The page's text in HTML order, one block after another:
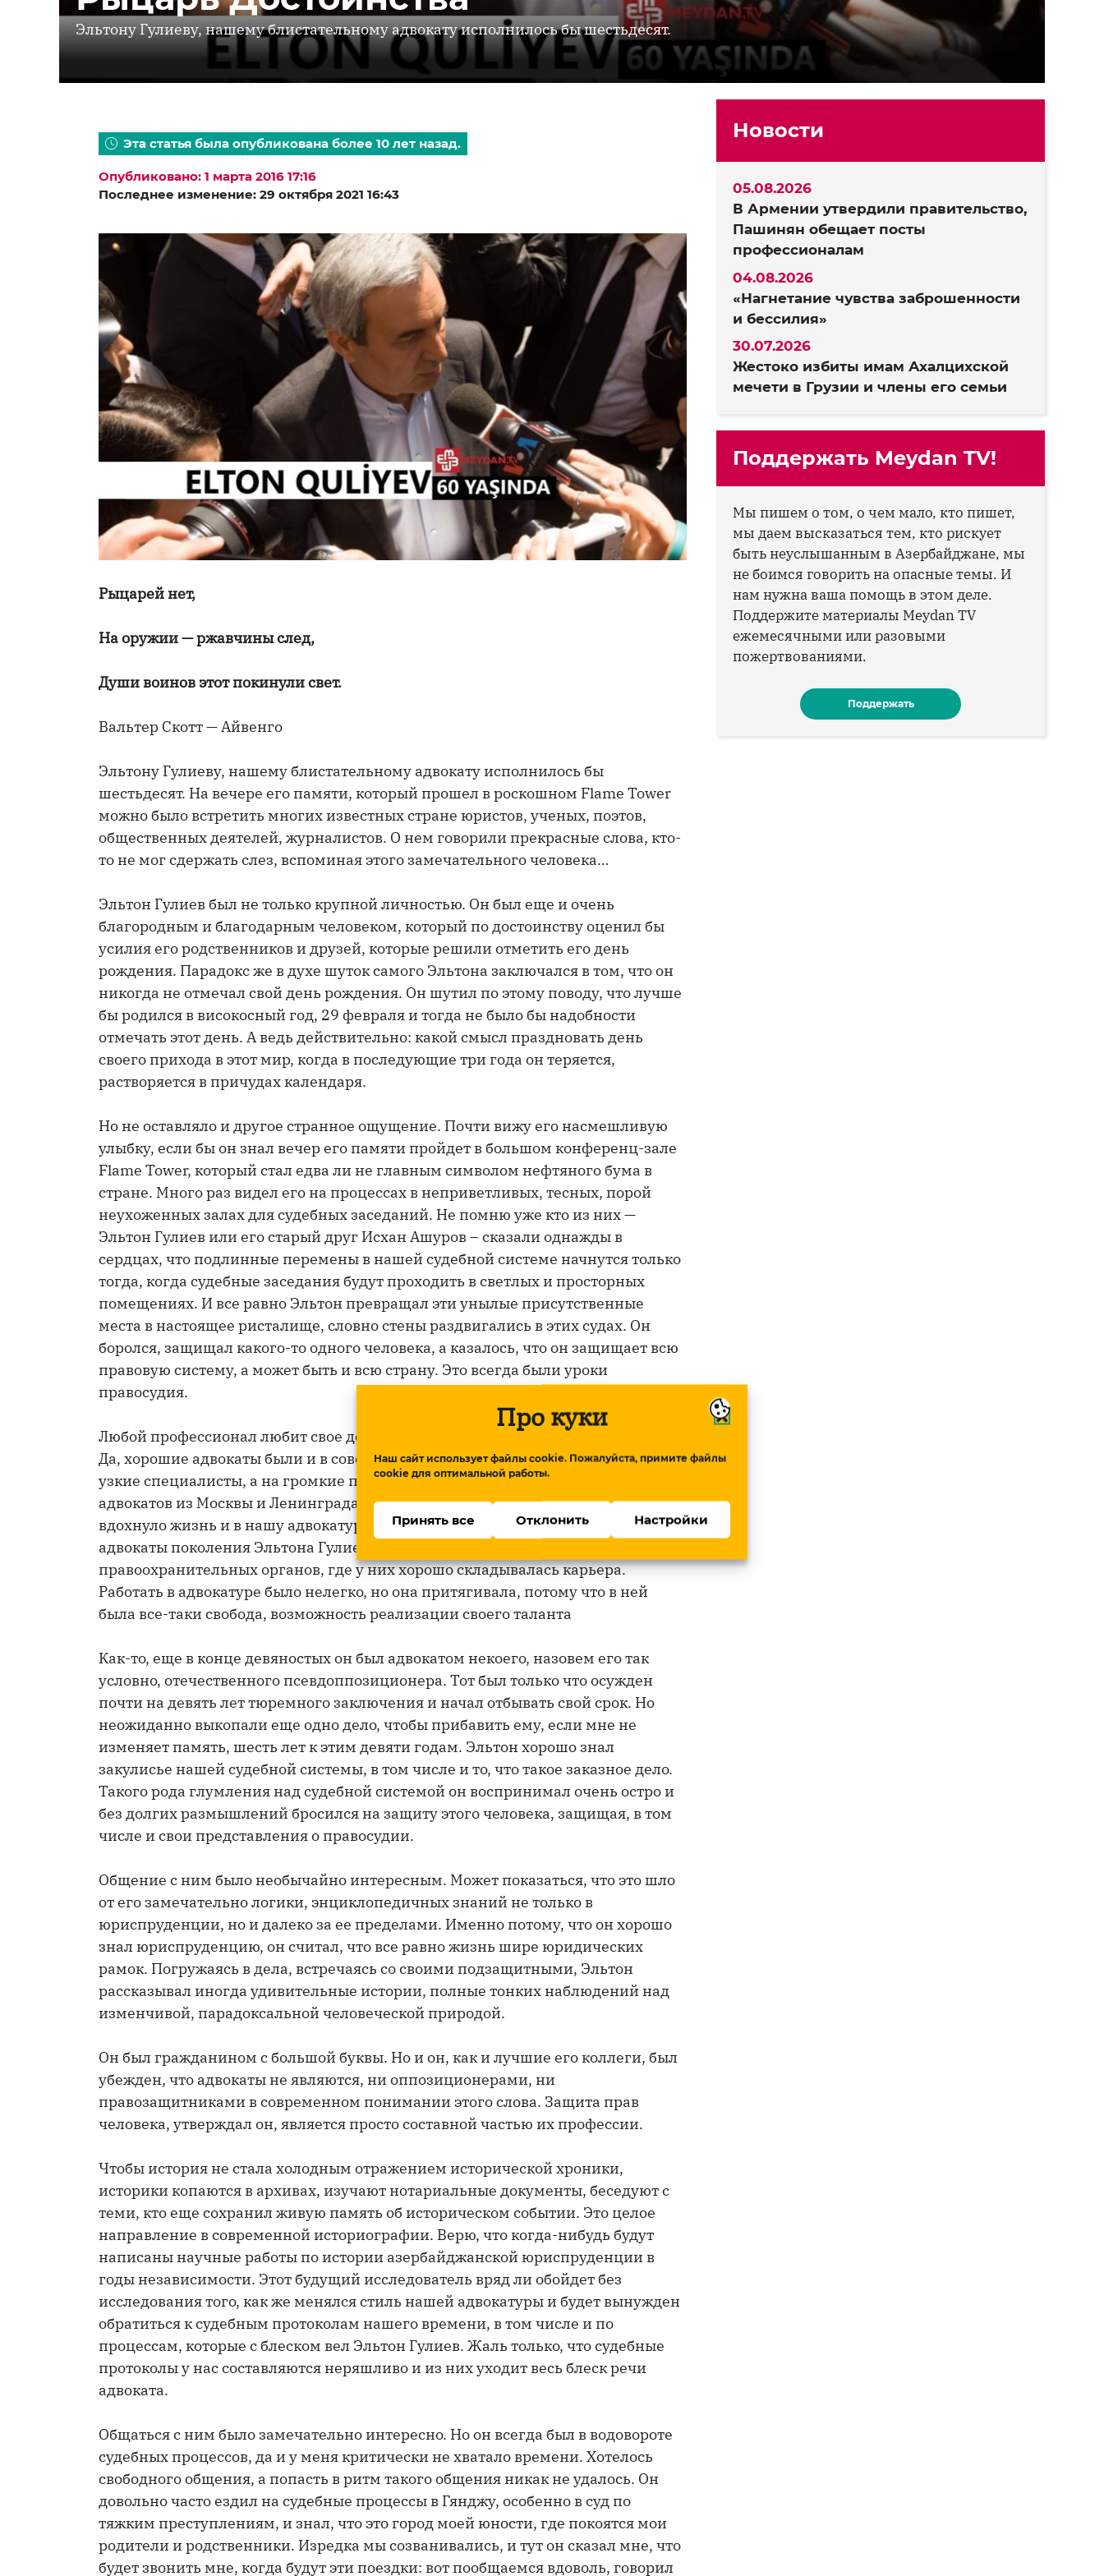
Про куки
Наш сайт использует файлы cookie. Пожалуйста, примите файлы
cookie для оптимальной работы.
Принять все Отклонить Настройки
Эльтону Гулиеву, нашему блистательному адвокату исполнилось бы шестьдесят.
Эта статья была опубликована более 10 лет назад.
Опубликовано: 1 марта 2016 17:16
Последнее изменение: 29 октября 2021 16:43
Рыцарей нет,
На оружии — ржавчины след,
Души воинов этот покинули свет.
Вальтер Скотт — Айвенго
Эльтону Гулиеву, нашему блистательному адвокату исполнилось бы
шестьдесят. На вечере его памяти, который прошел в роскошном Flame Tower
можно было встретить многих известных стране юристов, ученых, поэтов,
общественных деятелей, журналистов. О нем говорили прекрасные слова, кто-
то не мог сдержать слез, вспоминая этого замечательного человека…
Эльтон Гулиев был не только крупной личностью. Он был еще и очень
благородным и благодарным человеком, который по достоинству оценил бы
усилия его родственников и друзей, которые решили отметить его день
рождения. Парадокс же в духе шуток самого Эльтона заключался в том, что он
никогда не отмечал свой день рождения. Он шутил по этому поводу, что лучше
бы родился в високосный год, 29 февраля и тогда не было бы надобности
отмечать этот день. А ведь действительно: какой смысл праздновать день
своего прихода в этот мир, когда в последующие три года он теряется,
растворяется в причудах календаря.
Но не оставляло и другое странное ощущение. Почти вижу его насмешливую
улыбку, если бы он знал вечер его памяти пройдет в большом конференц-зале
Flame Tower, который стал едва ли не главным символом нефтяного бума в
стране. Много раз видел его на процессах в неприветливых, тесных, порой
неухоженных залах для судебных заседаний. Не помню уже кто из них —
Эльтон Гулиев или его старый друг Исхан Ашуров – сказали однажды в
сердцах, что подлинные перемены в нашей судебной системе начнутся только
тогда, когда судебные заседания будут проходить в светлых и просторных
помещениях. И все равно Эльтон превращал эти унылые присутственные
места в настоящее ристалище, словно стены раздвигались в этих судах. Он
боролся, защищал какого-то одного человека, а казалось, что он защищает всю
правовую систему, а может быть и всю страну. Это всегда были уроки
правосудия.
Любой профессионал любит свое дело. Эльтон был влюблен в юриспруденцию.
Да, хорошие адвокаты были и в советское время. Но, как правило, это были
узкие специалисты, а на громкие процессы обычно приглашали известных
адвокатов из Москвы и Ленинграда. Время перемен в девяностые словно
вдохнуло жизнь и в нашу адвокатуру. Для меня показательно, что многие
адвокаты поколения Эльтона Гулиева приходили в адвокатуру из
правоохранительных органов, где у них хорошо складывалась карьера.
Работать в адвокатуре было нелегко, но она притягивала, потому что в ней
была все-таки свобода, возможность реализации своего таланта
Как-то, еще в конце девяностых он был адвокатом некоего, назовем его так
условно, отечественного псевдоппозиционера. Тот был только что осужден
почти на девять лет тюремного заключения и начал отбывать свой срок. Но
неожиданно выкопали еще одно дело, чтобы прибавить ему, если мне не
изменяет память, шесть лет к этим девяти годам. Эльтон хорошо знал
закулисье нашей судебной системы, в том числе и то, что такое заказное дело.
Такого рода глумления над судебной системой он воспринимал очень остро и
без долгих размышлений бросился на защиту этого человека, защищая, в том
числе и свои представления о правосудии.
Общение с ним было необычайно интересным. Может показаться, что это шло
от его замечательно логики, энциклопедичных знаний не только в
юриспруденции, но и далеко за ее пределами. Именно потому, что он хорошо
знал юриспруденцию, он считал, что все равно жизнь шире юридических
рамок. Погружаясь в дела, встречаясь со своими подзащитными, Эльтон
рассказывал иногда удивительные истории, полные тонких наблюдений над
изменчивой, парадоксальной человеческой природой.
Он был гражданином с большой буквы. Но и он, как и лучшие его коллеги, был
убежден, что адвокаты не являются, ни оппозиционерами, ни
правозащитниками в современном понимании этого слова. Защита прав
человека, утверждал он, является просто составной частью их профессии.
Чтобы история не стала холодным отражением исторической хроники,
историки копаются в архивах, изучают нотариальные документы, беседуют с
теми, кто еще сохранил живую память об историческом событии. Это целое
направление в современной историографии. Верю, что когда-нибудь будут
написаны научные работы по истории азербайджанской юриспруденции в
годы независимости. Этот будущий исследователь вряд ли обойдет без
исследования того, как же менялся стиль нашей адвокатуры и будет вынужден
обратиться к судебным протоколам нашего времени, в том числе и по
процессам, которые с блеском вел Эльтон Гулиев. Жаль только, что судебные
протоколы у нас составляются неряшливо и из них уходит весь блеск речи
адвоката.
Общаться с ним было замечательно интересно. Но он всегда был в водовороте
судебных процессов, да и у меня критически не хватало времени. Хотелось
свободного общения, а попасть в ритм такого общения никак не удалось. Он
довольно часто ездил на судебные процессы в Гянджу, особенно в суд по
тяжким преступлениям, и знал, что это город моей юности, где покоятся мои
родители и родственники. Изредка мы созванивались, и тут он сказал мне, что
будет звонить мне, когда будут эти поездки: вот пообщаемся вдоволь, говорил
Новости
В Армении утвердили правительство,
Пашинян обещает посты
профессионалам
05.08.2026
«Нагнетание чувства заброшенности
и бессилия»
04.08.2026
Жестоко избиты имам Ахалцихской
мечети в Грузии и члены его семьи
30.07.2026
Поддержать Meydan TV!
Мы пишем о том, о чем мало, кто пишет,
мы даем высказаться тем, кто рискует
быть неуслышанным в Азербайджане, мы
не боимся говорить на опасные темы. И
нам нужна ваша помощь в этом деле.
Поддержите материалы Meydan TV
ежемесячными или разовыми
пожертвованиями.
Поддержать